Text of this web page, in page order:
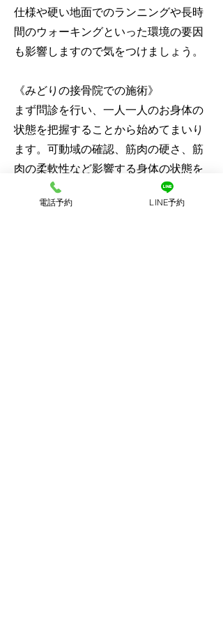
仕様や硬い地面でのランニングや長時
間のウォーキングといった環境の要因
も影響しますので気をつけましょう。
《みどりの接骨院での施術》
まず問診を行い、一人一人のお身体の
状態を把握することから始めてまいり
ます。可動域の確認、筋肉の硬さ、筋
肉の柔軟性など影響する身体の状態を
検査していきます。その後、お身体の
状態に適したメニュー、通院間隔など
電話予約 LINE予約